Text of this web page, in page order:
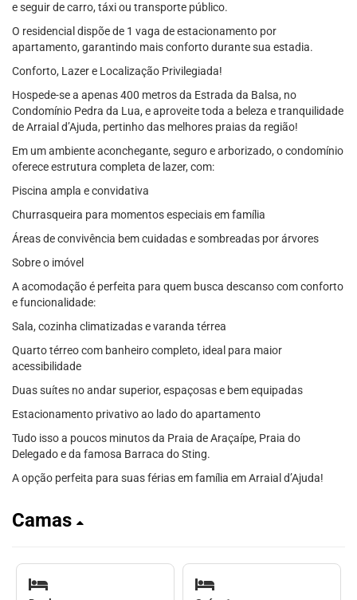
e seguir de carro, táxi ou transporte público.
O residencial dispõe de 1 vaga de estacionamento por
apartamento, garantindo mais conforto durante sua estadia.
Conforto, Lazer e Localização Privilegiada!
Hospede-se a apenas 400 metros da Estrada da Balsa, no
Condomínio Pedra da Lua, e aproveite toda a beleza e tranquilidade
de Arraial d’Ajuda, pertinho das melhores praias da região!
Em um ambiente aconchegante, seguro e arborizado, o condomínio
oferece estrutura completa de lazer, com:
Piscina ampla e convidativa
Churrasqueira para momentos especiais em família
Áreas de convivência bem cuidadas e sombreadas por árvores
Sobre o imóvel
A acomodação é perfeita para quem busca descanso com conforto
e funcionalidade:
Sala, cozinha climatizadas e varanda térrea
Quarto térreo com banheiro completo, ideal para maior
acessibilidade
Duas suítes no andar superior, espaçosas e bem equipadas
Estacionamento privativo ao lado do apartamento
Tudo isso a poucos minutos da Praia de Araçaípe, Praia do
Delegado e da famosa Barraca do Sting.
A opção perfeita para suas férias em família em Arraial d’Ajuda!
Camas